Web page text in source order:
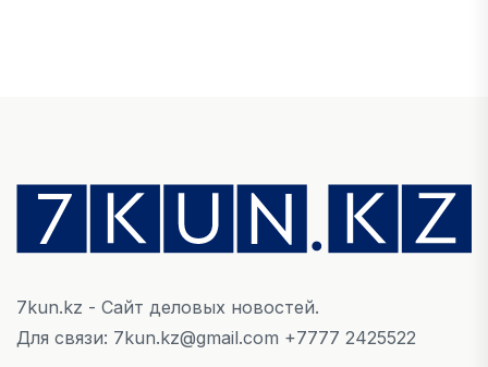
Денежно-кредитная политика влияет не
только на спрос, но и на предложение труда
07 АВГУСТА, 2026
НОВОСТИ
7kun.kz - Сайт деловых новостей.
Для связи: 7kun.kz@gmail.com +7777 2425522